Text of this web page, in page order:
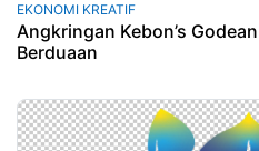
EKONOMI KREATIF
Angkringan Kebon’s
Berduaan